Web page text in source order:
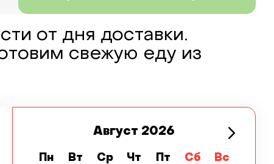
от дня доставки.
свежую еду из
Август 2026
Пн Вт Ср Чт Пт Сб Вс